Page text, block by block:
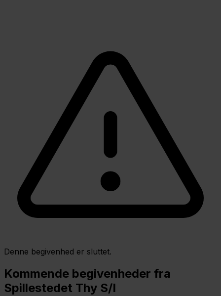
Denne begivenhed er sluttet.
Kommende begivenheder fra
Spillestedet Thy S/I